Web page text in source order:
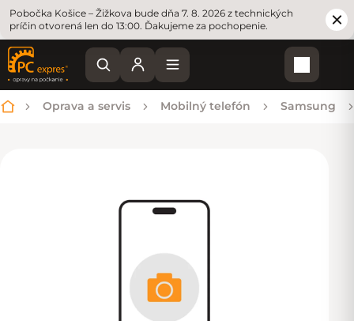
Pobočka Košice – Žižkova bude dňa 7. 8. 2026 z technických
príčin otvorená len do 13:00. Ďakujeme za pochopenie.
Domov
Oprava a servis Mobilný telefón Samsung